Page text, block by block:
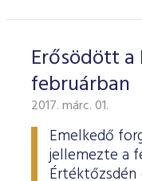
Erősödött a
februárban
2017. márc. 01.
Emelkedő
jellemezte a
Értéktőzsdén